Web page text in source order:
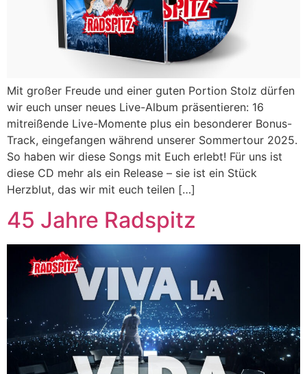
Mit großer Freude und einer guten Portion Stolz dürfen
wir euch unser neues Live-Album präsentieren: 16
mitreißende Live-Momente plus ein besonderer Bonus-
Track, eingefangen während unserer Sommertour 2025.
So haben wir diese Songs mit Euch erlebt! Für uns ist
diese CD mehr als ein Release – sie ist ein Stück
Herzblut, das wir mit euch teilen […]
45 Jahre Radspitz